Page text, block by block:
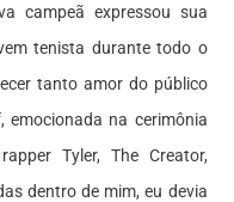
campeã expressou sua
tenista durante todo o
tanto amor do público
emocionada na cerimônia
Tyler, The Creator,
dentro de mim, eu devia